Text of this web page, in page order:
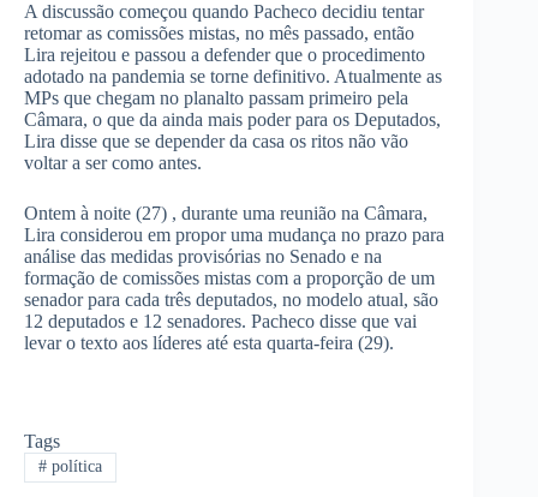
A discussão começou quando Pacheco decidiu tentar
retomar as comissões mistas, no mês passado, então
Lira rejeitou e passou a defender que o procedimento
adotado na pandemia se torne definitivo. Atualmente as
MPs que chegam no planalto passam primeiro pela
Câmara, o que da ainda mais poder para os Deputados,
Lira disse que se depender da casa os ritos não vão
voltar a ser como antes.
Ontem à noite (27) , durante uma reunião na Câmara,
Lira considerou em propor uma mudança no prazo para
análise das medidas provisórias no Senado e na
formação de comissões mistas com a proporção de um
senador para cada três deputados, no modelo atual, são
12 deputados e 12 senadores. Pacheco disse que vai
levar o texto aos líderes até esta quarta-feira (29).
Tags
#política